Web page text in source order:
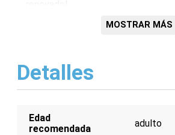
Suela de goma duradera
Logotipo Nike Swoosh clásico
Comodidad para el día a día
MOSTRAR MÁS
Detalles
Edad
recomendada
adulto